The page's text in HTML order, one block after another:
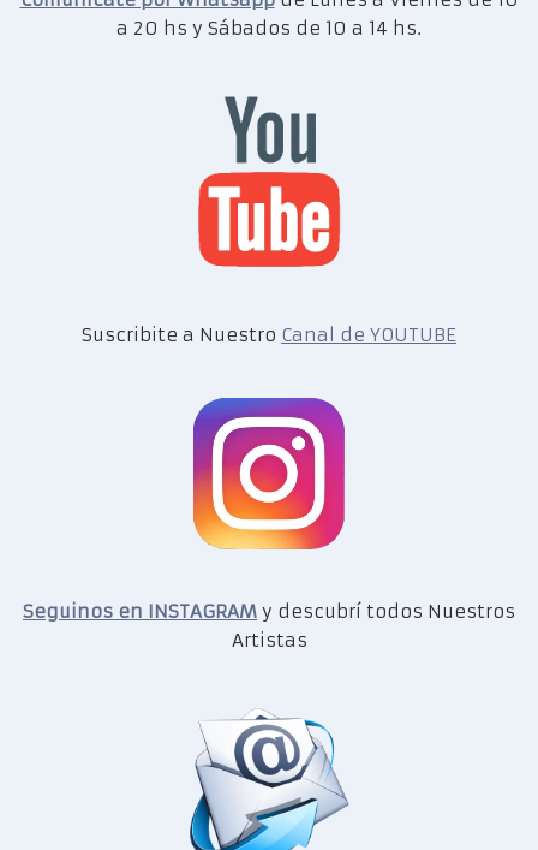
a 20 hs y Sábados de 10 a 14 hs.
Suscribite a Nuestro Canal de YOUTUBE
Seguinos en INSTAGRAM y descubrí todos Nuestros
Artistas